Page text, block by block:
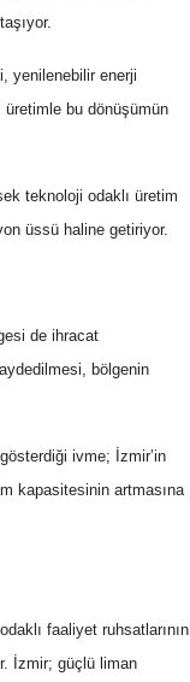
yenilenebilir enerji
bu dönüşümün
teknoloji odaklı üretim
üssü haline getiriyor.
de ihracat
bölgenin
ivme; İzmir’in
kapasitesinin artmasına
faaliyet ruhsatlarının
İzmir; güçlü liman